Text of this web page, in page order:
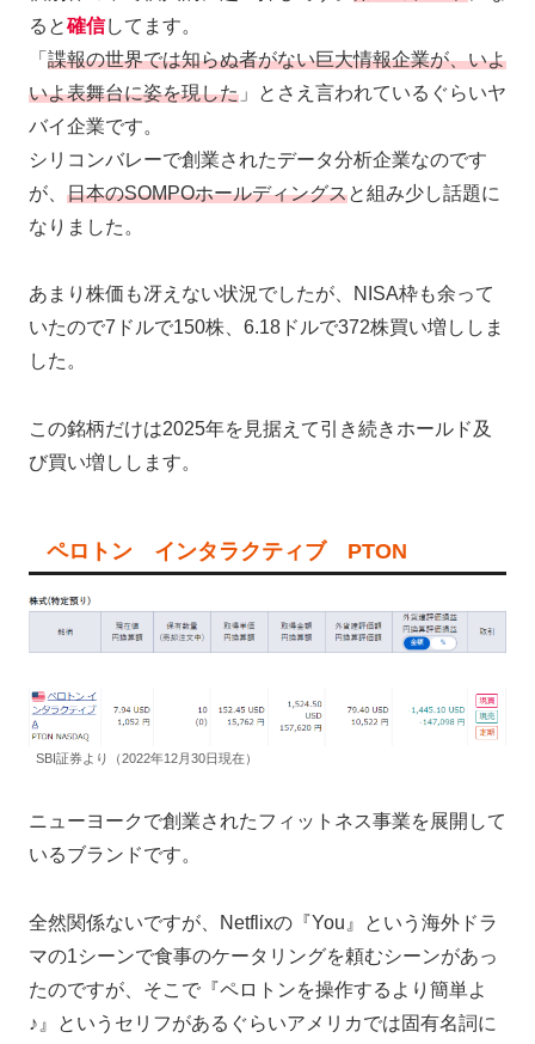
ると確信してます。
「 諜報の世界では知らぬ者がない巨大情報企業が、いよ
いよ表舞台に姿を現した 」とさえ言われているぐらいヤ
バイ企業です。
シリコンバレーで創業されたデータ分析企業なのです
が、 日本のSOMPOホールディングスと組み少し話題に
なりました。
あまり株価も冴えない状況でしたが、NISA枠も余って
いたので7ドルで150株、6.18ドルで372株買い増ししま
した。
この銘柄だけは2025年を見据えて引き続きホールド及
び買い増しします。
ペロトン インタラクティブ PTON
SBI証券より（2022年12月30日現在）
ニューヨークで創業されたフィットネス事業を展開して
いるブランドです。
全然関係ないですが、Netflixの『You』という海外ドラ
マの1シーンで食事のケータリングを頼むシーンがあっ
たのですが、そこで『ペロトンを操作するより簡単よ
♪』というセリフがあるぐらいアメリカでは固有名詞に